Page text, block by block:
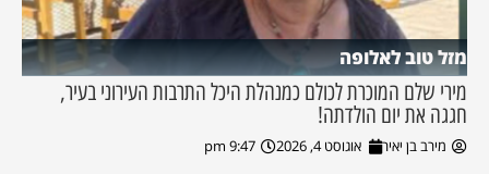
מזל טוב לאלופה
מירי שלם המוכרת לכולם כמנהלת היכל התרבות העירוני בעיר,
חגגה את יום הולדתה!
מירב בן יאיר אוגוסט 4, 2026 9:47 pm